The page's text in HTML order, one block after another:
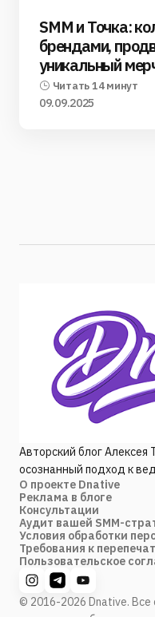
SMM и Точка:
брендами,
уникальный
Читать 14 минут
09.09.2025
Авторский блог Алексея
осознанный подход к
О проекте Dnative
Реклама в блоге
Консультации
Аудит вашей SMM-
Условия обработки
Требования к
Пользовательское
© 2016-2026 Dnative. Все